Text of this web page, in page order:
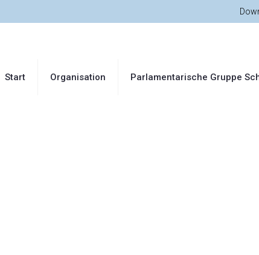
Start Organisation Parlamentarische Gruppe